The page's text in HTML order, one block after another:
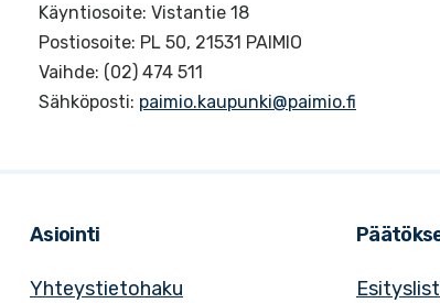
Käyntiosoite: Vistantie 18
Postiosoite: PL 50, 21531 PAIMIO
Vaihde: (02) 474 511
Sähköposti: paimio.kaupunki@paimio.fi
Asiointi
Yhteystietohaku